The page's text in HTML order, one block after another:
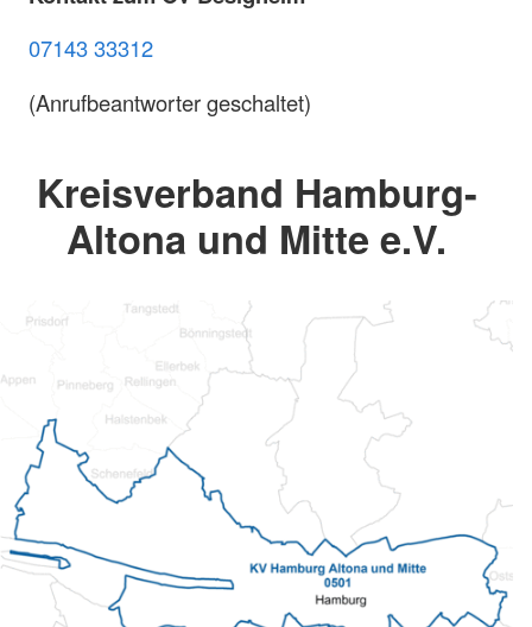
07143 33312
(Anrufbeantworter geschaltet)
Kreisverband Hamburg-
Altona und Mitte e.V.